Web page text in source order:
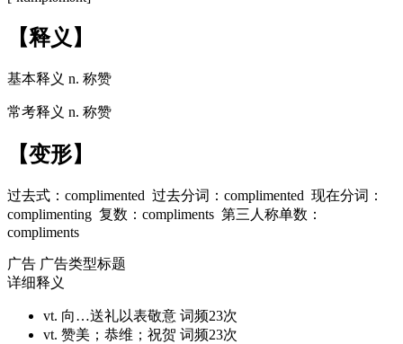
【释义】
基本释义 n. 称赞
常考释义 n. 称赞
【变形】
过去式： complimented 过去分词： complimented 现在分词：
complimenting 复数： compliments 第三人称单数：
compliments
广告 广告类型标题
详细释义
vt. 向…送礼以表敬意 词频23次
vt. 赞美；恭维；祝贺 词频23次